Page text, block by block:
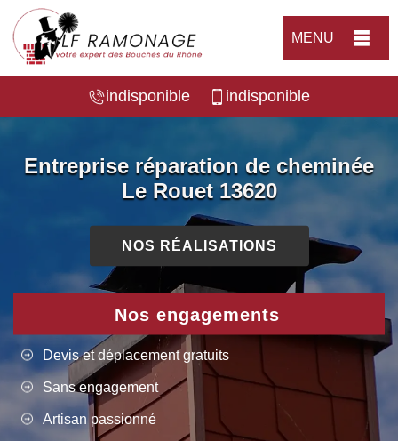
MENU
indisponible indisponible
Entreprise réparation de cheminée
Le Rouet 13620
NOS RÉALISATIONS
Nos engagements
Devis et déplacement gratuits
Sans engagement
Artisan passionné